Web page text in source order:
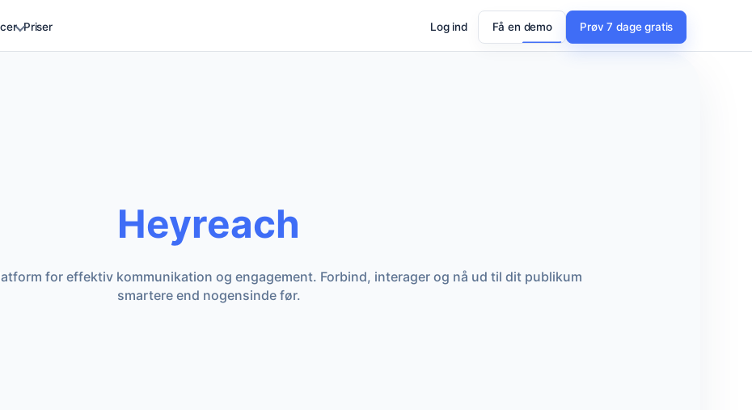
Priser Log ind Få en demo Prøv 7 dage gratis
Heyreach
for effektiv kommunikation og engagement. Forbind, interager og nå ud til dit publikum
smartere end nogensinde før.